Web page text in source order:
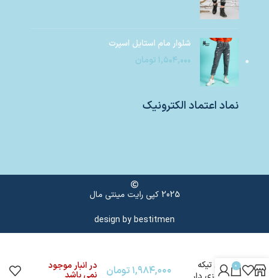
شلوار مام استایل اسپرت
۱,۵۰۴,۰۰۰ تومان
نماد اعتماد الکترونیک
2025 کپی رایت مینتی مال
design bybestitmen
جین تیکه
۱,۹۸۴,۰۰۰تومان در انبار موجود
نمی باشد
0